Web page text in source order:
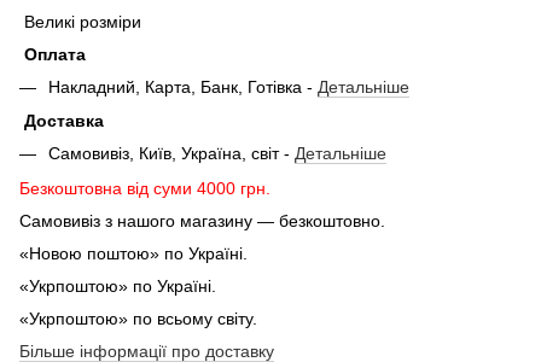
Великі розміри
Оплата
Накладний, Карта, Банк, Готівка - Детальніше
Доставка
Самовивіз, Київ, Україна, світ - Детальніше
Безкоштовна від суми 4000 грн.
Самовивіз з нашого магазину — безкоштовно.
«Новою поштою» по Україні.
«Укрпоштою» по Україні.
«Укрпоштою» по всьому світу.
Більше інформації про доставку